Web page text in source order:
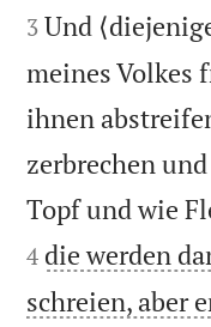
3 Und
meines Volkes
ihnen
zerbrechen
Topf und wie
4 die werden
schreien, aber